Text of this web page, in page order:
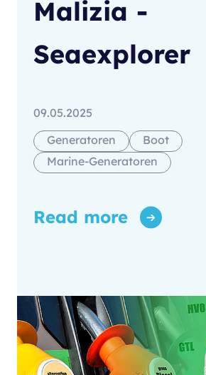
Malizia -
Seaexplorer
09.05.2025
Generatoren
Boot
Marine-Generatoren
Read more